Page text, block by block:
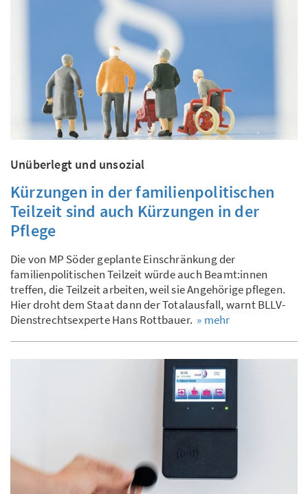
Unüberlegt und unsozial
Kürzungen in der familienpolitischen
Teilzeit sind auch Kürzungen in der
Pflege
Die von MP Söder geplante Einschränkung der
familienpolitischen Teilzeit würde auch Beamt:innen
treffen, die Teilzeit arbeiten, weil sie Angehörige pflegen.
Hier droht dem Staat dann der Totalausfall, warnt BLLV-
Dienstrechtsexperte Hans Rottbauer. » mehr